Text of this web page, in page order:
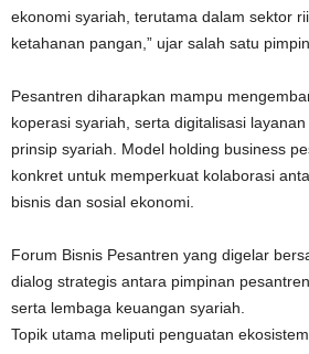
ekonomi syariah, terutama dalam sektor
ketahanan pangan,” ujar salah satu
Pesantren diharapkan mampu
koperasi syariah, serta digitalisasi
prinsip syariah. Model holding business
konkret untuk memperkuat kolaborasi
bisnis dan sosial ekonomi.
Forum Bisnis Pesantren yang digelar
dialog strategis antara pimpinan
serta lembaga keuangan syariah.
Topik utama meliputi penguatan